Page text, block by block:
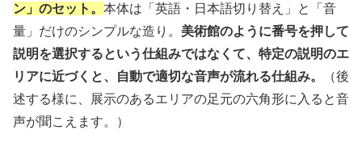
ン」のセット。 本体は「英語・日本語切り替え」と「音
量」だけのシンプルな造り。 美術館のように番号を押して
説明を選択するという仕組みではなくて、特定の説明のエ
リアに近づくと、自動で適切な音声が流れる仕組み。
（後
述する様に、展示のあるエリアの足元の六角形に入ると音
声が聞こえます。）